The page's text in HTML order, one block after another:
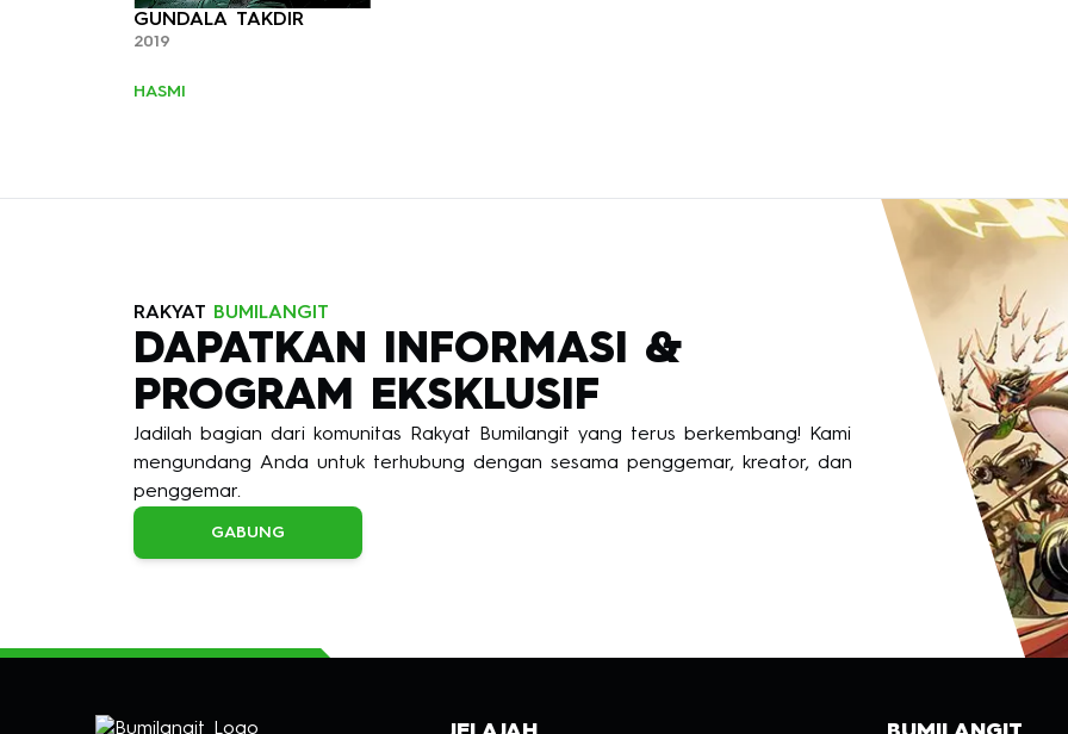
GUNDALA TAKDIR
2019
HASMI
RAKYAT BUMILANGIT
DAPATKAN INFORMASI &
PROGRAM EKSKLUSIF
Jadilah bagian dari komunitas Rakyat Bumilangit yang terus berkembang! Kami
mengundang Anda untuk terhubung dengan sesama penggemar, kreator, dan
penggemar.
GABUNG